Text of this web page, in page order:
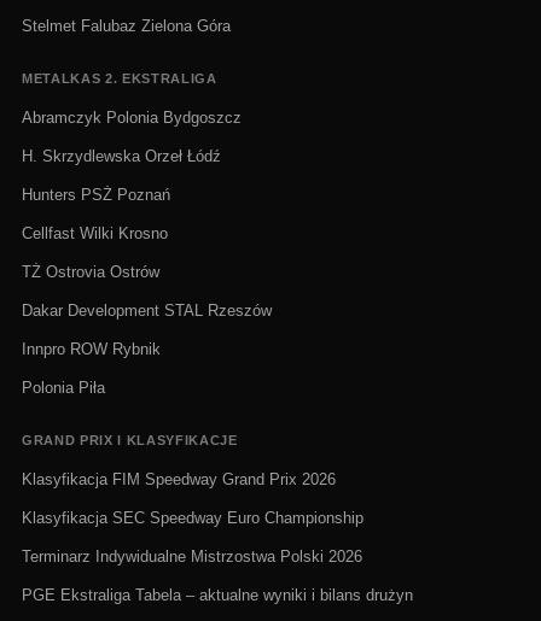
Stelmet Falubaz Zielona Góra
METALKAS 2. EKSTRALIGA
Abramczyk Polonia Bydgoszcz
H. Skrzydlewska Orzeł Łódź
Hunters PSŻ Poznań
Cellfast Wilki Krosno
TŻ Ostrovia Ostrów
Dakar Development STAL Rzeszów
Innpro ROW Rybnik
Polonia Piła
GRAND PRIX I KLASYFIKACJE
Klasyfikacja FIM Speedway Grand Prix 2026
Klasyfikacja SEC Speedway Euro Championship
Terminarz Indywidualne Mistrzostwa Polski 2026
PGE Ekstraliga Tabela – aktualne wyniki i bilans drużyn